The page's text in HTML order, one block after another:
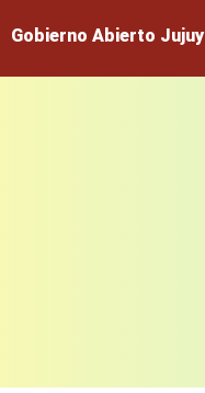
Gobierno Abierto Jujuy